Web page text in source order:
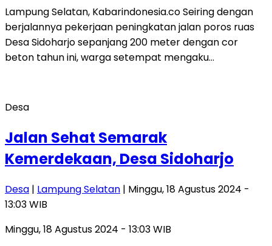
Lampung Selatan, Kabarindonesia.co Seiring dengan
berjalannya pekerjaan peningkatan jalan poros ruas
Desa Sidoharjo sepanjang 200 meter dengan cor
beton tahun ini, warga setempat mengaku…
Desa
Jalan Sehat Semarak
Kemerdekaan, Desa Sidoharjo
Desa | Lampung Selatan | Minggu, 18 Agustus 2024 -
13:03 WIB
Minggu, 18 Agustus 2024 - 13:03 WIB